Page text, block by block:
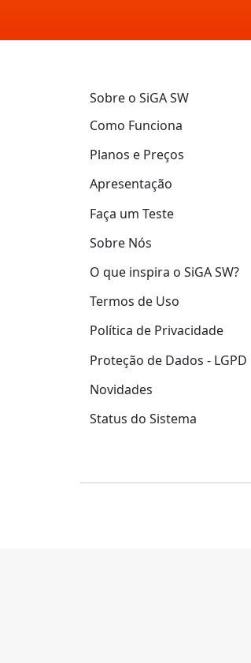
Sobre o SiGA SW
Como Funciona
Planos e Preços
Apresentação
Faça um Teste
Sobre Nós
O que inspira o SiGA SW?
Termos de Uso
Política de Privacidade
Proteção de Dados - LGPD
Novidades
Status do Sistema